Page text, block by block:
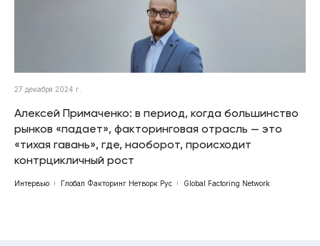
27 декабря 2024 г.
Алексей Примаченко: в период, когда большинство
рынков «падает», факторинговая отрасль — это
«тихая гавань», где, наоборот, происходит
контрцикличный рост
Интервью Глобал Факторинг Нетворк Рус Global Factoring Network